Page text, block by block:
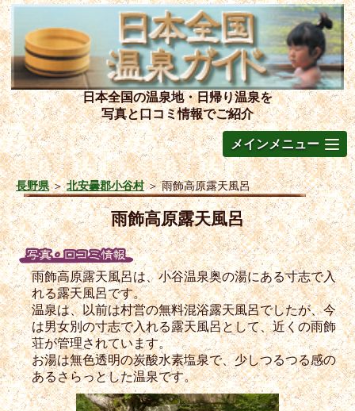
日本全国の温泉地・日帰り温泉を
写真と口コミ情報でご紹介
メインメニュー
長野県＞北安曇郡小谷村＞雨飾高原露天風呂
雨飾高原露天風呂
雨飾高原露天風呂は、小谷温泉奥の湯にある寸志で入
れる露天風呂です。
温泉は、以前は村営の無料混浴露天風呂でしたが、今
は男女別の寸志で入れる露天風呂として、近くの雨飾
荘が管理されています。
お湯は無色透明の炭酸水素塩泉で、少しつるつる感の
あるさらっとした温泉です。